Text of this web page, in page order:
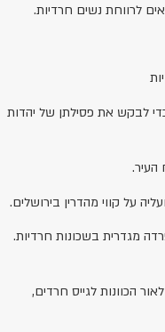
לרווחת נשים חרדיות.
לבקש את פסילתן של יהדות
הכוונות לגייס חרדים,